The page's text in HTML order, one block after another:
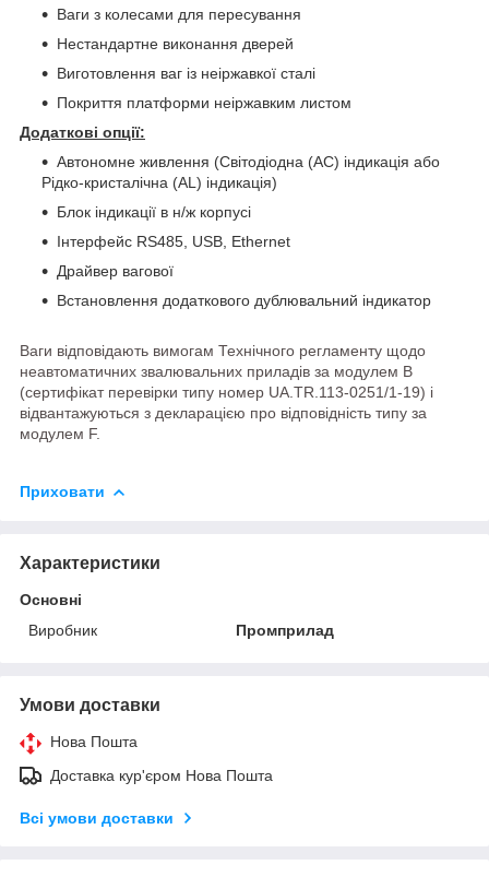
Ваги з колесами для пересування
Нестандартне виконання дверей
Виготовлення ваг із неіржавкої сталі
Покриття платформи неіржавким листом
Додаткові опції:
Автономне живлення (Світодіодна (AC) індикація або
Рідко-кристалічна (AL) індикація)
Блок індикації в н/ж корпусі
Інтерфейс RS485, USB, Ethernet
Драйвер вагової
Встановлення додаткового дублювальний індикатор
Ваги відповідають вимогам Технічного регламенту щодо
неавтоматичних звалювальних приладів за модулем В
(сертифікат перевірки типу номер UA.TR.113-0251/1-19) і
відвантажуються з декларацією про відповідність типу за
модулем F.
Приховати
Характеристики
Основні
Виробник
Промприлад
Умови доставки
Нова Пошта
Доставка кур'єром Нова Пошта
Всі умови доставки